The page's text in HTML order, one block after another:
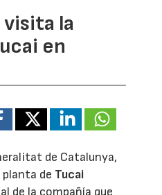
visita la
en
de Catalunya,
de Tucai